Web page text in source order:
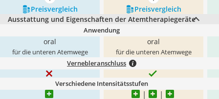
Preis­vergleich
Preis­vergleich
Ausstattung und Eigenschaften der Atemtherapiegeräte
Anwendung
oral
für die unteren Atemwege
oral
für die unteren Atemwege
Vernebleranschluss
Verschiedene Intensitätsstufen